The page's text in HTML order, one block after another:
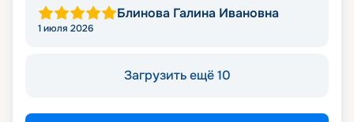
Блинова Галина Ивановна
1 июля 2026
Загрузить ещё 10